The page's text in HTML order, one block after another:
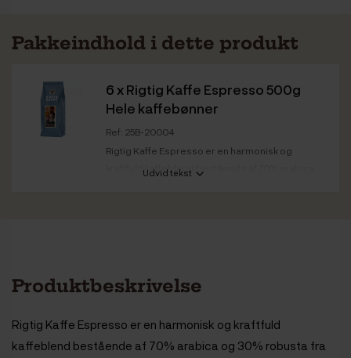
Pakkeindhold i dette produkt
6 xRigtig Kaffe Espresso 500g
Hele kaffebønner
Ref: 25B-20004
Rigtig Kaffe Espresso er en harmonisk og
kraftfuld kaffeblend bestående af 70% arabica
Udvid tekst
Produktbeskrivelse
Rigtig Kaffe Espresso er en harmonisk og kraftfuld
kaffeblend bestående af 70% arabica og 30% robusta fra